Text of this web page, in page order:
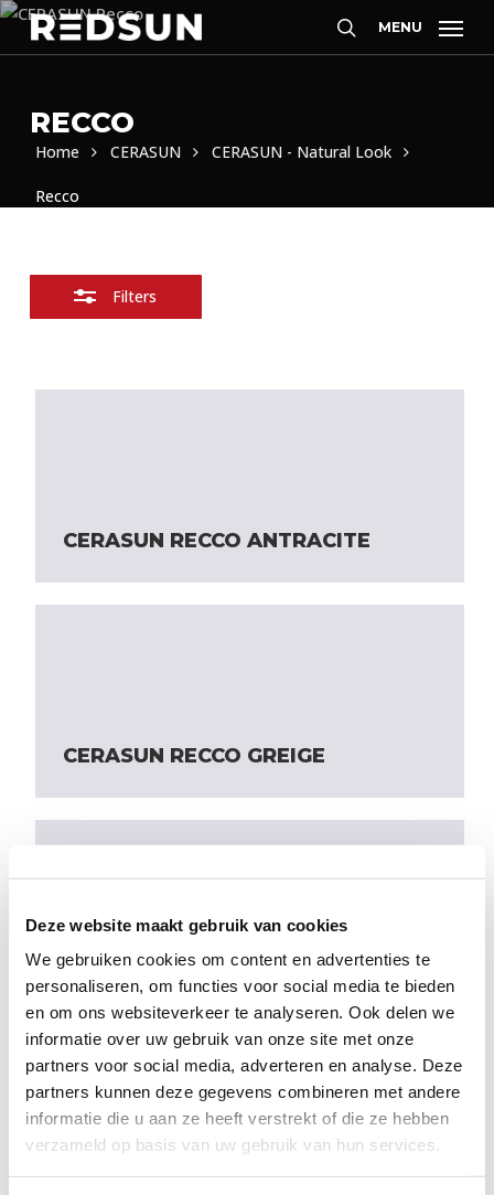
Deze website maakt gebruik van cookies
We gebruiken cookies om content en advertenties te
personaliseren, om functies voor social media te bieden
en om ons websiteverkeer te analyseren. Ook delen we
informatie over uw gebruik van onze site met onze
partners voor social media, adverteren en analyse. Deze
partners kunnen deze gegevens combineren met andere
informatie die u aan ze heeft verstrekt of die ze hebben
verzameld op basis van uw gebruik van hun services.
Skip
Zoeken
MENU
RECCO
Home CERASUN CERASUN - Natural Look
Recco
Filters
Filters
sluiten
CERASUN RECCO ANTRACITE
CERASUN RECCO GREIGE
CERASUN RECCO GRIGIO